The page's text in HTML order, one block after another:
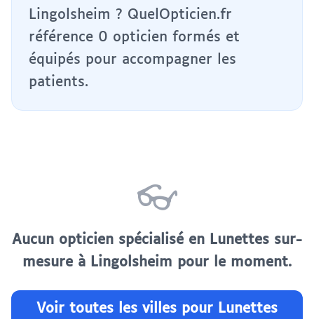
Lingolsheim ? QuelOpticien.fr
référence 0 opticien formés et
équipés pour accompagner les
patients.
👓
Aucun opticien spécialisé en Lunettes sur-
mesure à Lingolsheim pour le moment.
Voir toutes les villes pour Lunettes